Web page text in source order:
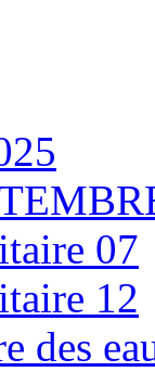
07
12
des